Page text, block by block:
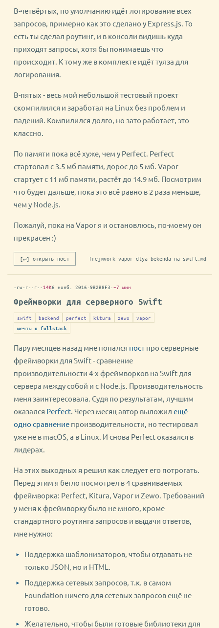
В-четвёртых, по умолчанию идёт логирование всех
запросов, примерно как это сделано у Express.js. То
есть ты сделал роутинг, и в консоли видишь куда
приходят запросы, хотя бы понимаешь что
происходит. К тому же в комплекте идёт тулза для
логирования.
В-пятых - весь мой небольшой тестовый проект
скомпилился и заработал на Linux без проблем и
падений. Компилился долго, но зато работает, это
классно.
По памяти пока всё хуже, чем у Perfect. Perfect
стартовал с 3.5 мб памяти, дорос до 5 мб. Vapor
стартует с 11 мб памяти, растёт до 14.9 мб. Посмотрим
что будет дальше, пока это всё равно в 2 раза меньше,
чем у Node.js.
Пожалуй, пока на Vapor я и остановлюсь, по-моему он
прекрасен :)
[↵] открыть пост frejmvork-vapor-dlya-bekenda-na-swift.md
-rw-r--r-- 14K6 нояб. 2016 ·9B2B8F3 ·~7 мин
Фреймворки для серверного Swift
swift backend perfect kitura zewo vapor
мечты о fullstack
Пару месяцев назад мне попался пост про серверные
фреймворки для Swift - сравнение
производительности 4-х фреймворков на Swift для
сервера между собой и с Node.js. Производительность
меня заинтересовала. Судя по результатам, лучшим
оказался Perfect. Через месяц автор выложил ещё
одно сравнение производительности, но тестировал
уже не в macOS, а в Linux. И снова Perfect оказался в
лидерах.
На этих выходных я решил как следует его потрогать.
Перед этим я бегло посмотрел в 4 сравниваемых
фреймворка: Perfect, Kitura, Vapor и Zewo. Требований
у меня к фреймворку было не много, кроме
стандартного роутинга запросов и выдачи ответов,
мне нужно:
Поддержка шаблонизаторов, чтобы отдавать не
только JSON, но и HTML.
Поддержка сетевых запросов, т.к. в самом
Foundation ничего для сетевых запросов ещё не
готово.
Желательно, чтобы были готовые библиотеки для